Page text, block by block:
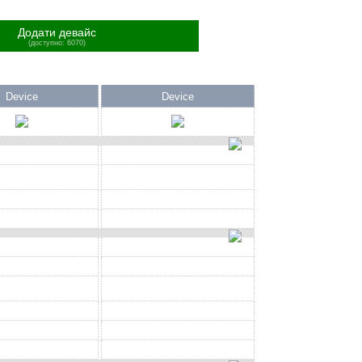
Додати девайс
(доступно: 6070)
Device Device